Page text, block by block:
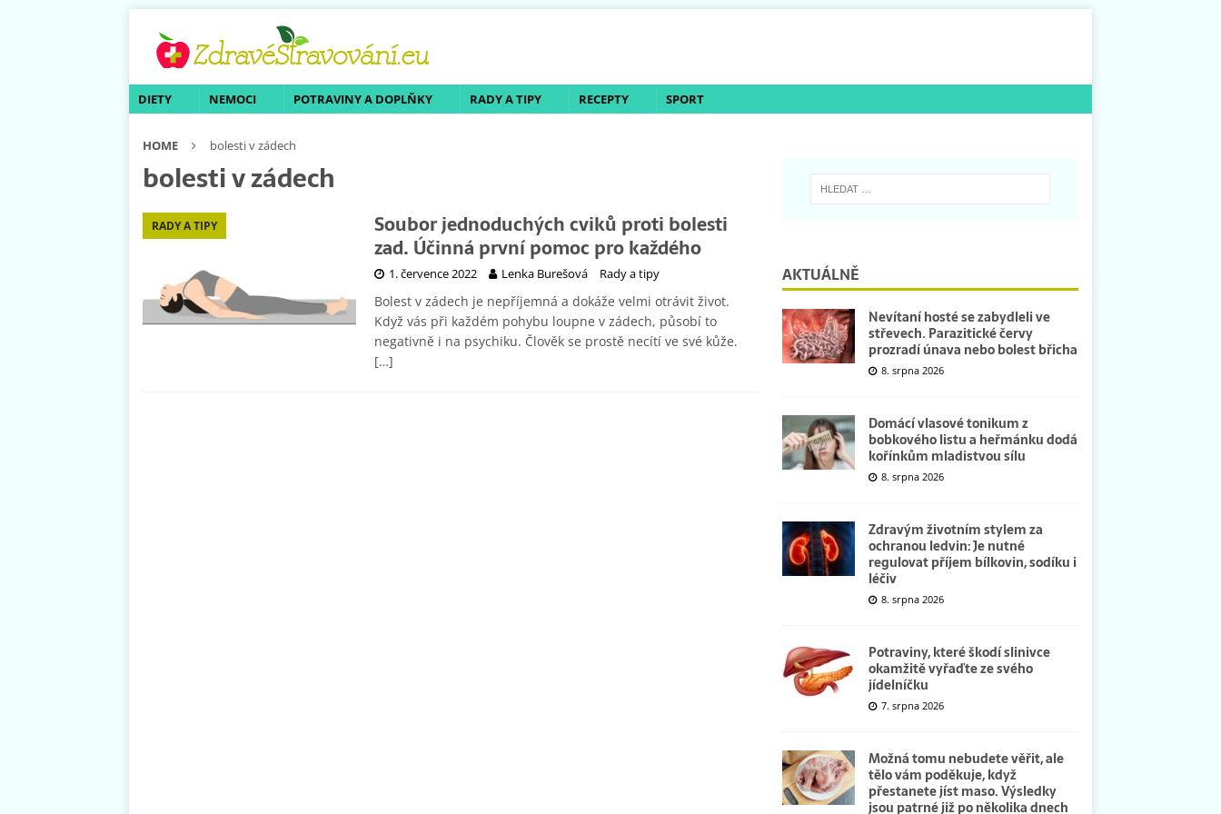
DIETY NEMOCI POTRAVINY A DOPLŇKY RADY A TIPY RECEPTY SPORT
HOME bolesti v zádech
bolesti v zádech
RADY A TIPY
Soubor jednoduchých cviků proti bolesti
zad. Účinná první pomoc pro každého
1. července 2022 Lenka Burešová Rady a tipy
Bolest v zádech je nepříjemná a dokáže velmi otrávit život.
Když vás při každém pohybu loupne v zádech, působí to
negativně i na psychiku. Člověk se prostě necítí ve své kůže.
[…]
AKTUÁLNĚ
Nevítaní hosté se zabydleli ve
střevech. Parazitické červy
prozradí únava nebo bolest břicha
8. srpna 2026
Domácí vlasové tonikum z
bobkového listu a heřmánku dodá
kořínkům mladistvou sílu
8. srpna 2026
Zdravým životním stylem za
ochranou ledvin: Je nutné
regulovat příjem bílkovin, sodíku i
léčiv
8. srpna 2026
Potraviny, které škodí slinivce
okamžitě vyřaďte ze svého
jídelníčku
7. srpna 2026
Možná tomu nebudete věřit, ale
tělo vám poděkuje, když
přestanete jíst maso. Výsledky
jsou patrné již po několika dnech